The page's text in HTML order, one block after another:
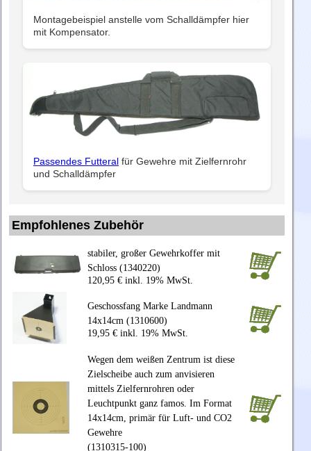
Montagebeispiel anstelle vom Schalldämpfer hier
mit Kompensator.
Passendes Futteral für Gewehre mit Zielfernrohr
und Schalldämpfer
Empfohlenes Zubehör
stabiler, großer Gewehrkoffer mit
Schloss (1340220)
120,95 € inkl. 19% MwSt.
Geschossfang Marke Landmann
14x14cm (1310600)
19,95 € inkl. 19% MwSt.
Wegen dem weißen Zentrum ist diese
Zielscheibe auch zum anvisieren
mittels Zielfernrohren oder
Leuchtpunkt ganz famos. Im Format
14x14cm, primär für Luft- und CO2
Gewehre
(1310315-100)